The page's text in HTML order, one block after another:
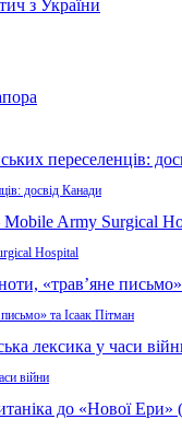
досвід Канади
Hospital
та Ісаак Пітман
війни